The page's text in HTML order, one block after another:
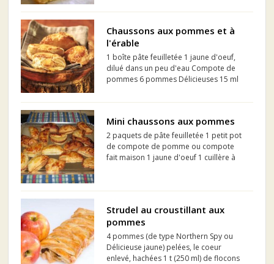
de fécule de maïs 1 cuillère à soupe
Chaussons aux pommes et à
l'érable
1 boîte pâte feuilletée 1 jaune d'oeuf,
dilué dans un peu d'eau Compote de
pommes 6 pommes Délicieuses 15 ml
tasse) jus de pommes (ou cidre) 30 ml (2
Mini chaussons aux pommes
2 paquets de pâte feuilletée 1 petit pot
de compote de pomme ou compote
fait maison 1 jaune d'oeuf 1 cuillère à
Strudel au croustillant aux
pommes
4 pommes (de type Northern Spy ou
Délicieuse jaune) pelées, le coeur
enlevé, hachées 1 t (250 ml) de flocons